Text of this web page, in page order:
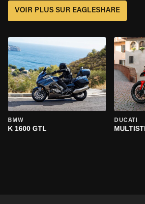
VOIR PLUS SUR EAGLESHARE
BMW
K 1600 GTL
DUCATI